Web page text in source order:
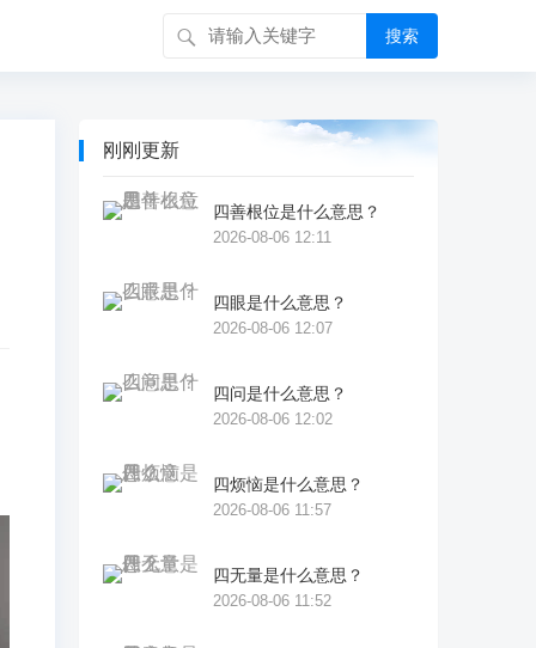
搜索
刚刚更新
四善根位是什么意思？
2026-08-06 12:11
四眼是什么意思？
2026-08-06 12:07
四问是什么意思？
2026-08-06 12:02
四烦恼是什么意思？
2026-08-06 11:57
四无量是什么意思？
2026-08-06 11:52